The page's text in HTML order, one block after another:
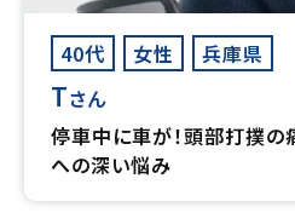
40代 女性 兵庫県
Tさん
停車中に車が！頭部打撲
への深い悩み